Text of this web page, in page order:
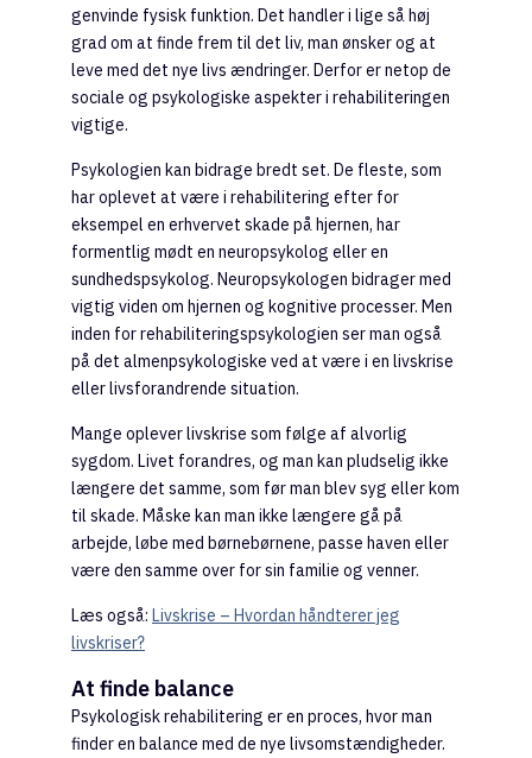
genvinde fysisk funktion. Det handler i lige så høj
grad om at finde frem til det liv, man ønsker og at
leve med det nye livs ændringer. Derfor er netop de
sociale og psykologiske aspekter i rehabiliteringen
vigtige.
Psykologien kan bidrage bredt set. De fleste, som
har oplevet at være i rehabilitering efter for
eksempel en erhvervet skade på hjernen, har
formentlig mødt en neuropsykolog eller en
sundhedspsykolog. Neuropsykologen bidrager med
vigtig viden om hjernen og kognitive processer. Men
inden for rehabiliteringspsykologien ser man også
på det almenpsykologiske ved at være i en livskrise
eller livsforandrende situation.
Mange oplever livskrise som følge af alvorlig
sygdom. Livet forandres, og man kan pludselig ikke
længere det samme, som før man blev syg eller kom
til skade. Måske kan man ikke længere gå på
arbejde, løbe med børnebørnene, passe haven eller
være den samme over for sin familie og venner.
Læs også: Livskrise – Hvordan håndterer jeg
livskriser?
At finde balance
Psykologisk rehabilitering er en proces, hvor man
finder en balance med de nye livsomstændigheder.